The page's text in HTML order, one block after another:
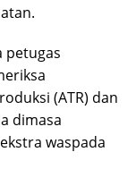
petugas
(ATR) dan
dimasa
waspada